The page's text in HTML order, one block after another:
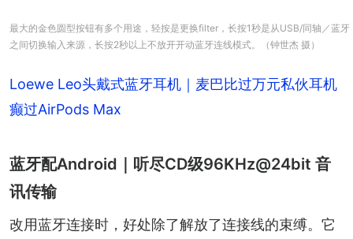
最大的金色圆型按钮有多个用途，轻按是更换filter，长按1秒是从USB/同轴／蓝牙
之间切换输入来源，长按2秒以上不放开开动蓝牙连线模式。（钟世杰 摄）
Loewe Leo头戴式蓝牙耳机｜麦巴比过万元私伙耳机
癫过AirPods Max
蓝牙配Android｜听尽CD级96KHz@24bit 音
讯传输
改用蓝牙连接时，好处除了解放了连接线的束缚。它